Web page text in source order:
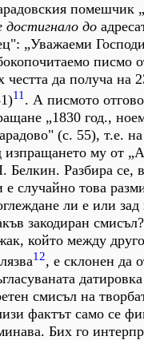
помешчик
достигнало до
„Уважаеми
писмо
честта да получа на
11 . А писмото
„1830 год.,
(с. 55), т.е.
изпращането му от
Белкин. Разбира се,
е случайно това
ли е или зад
закодиран
който между
12, е склонен да
смисъл на
фактът само се
Бих го